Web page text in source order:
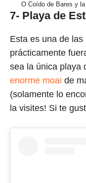
O Coído de Bares y
7- Playa de
Esta es una de
prácticamente
sea la única playa
enorme moai de
(solamente lo
la visites! Si te